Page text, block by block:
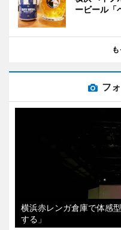
ービール「
フ
横浜赤レンガ倉庫で体感
する」